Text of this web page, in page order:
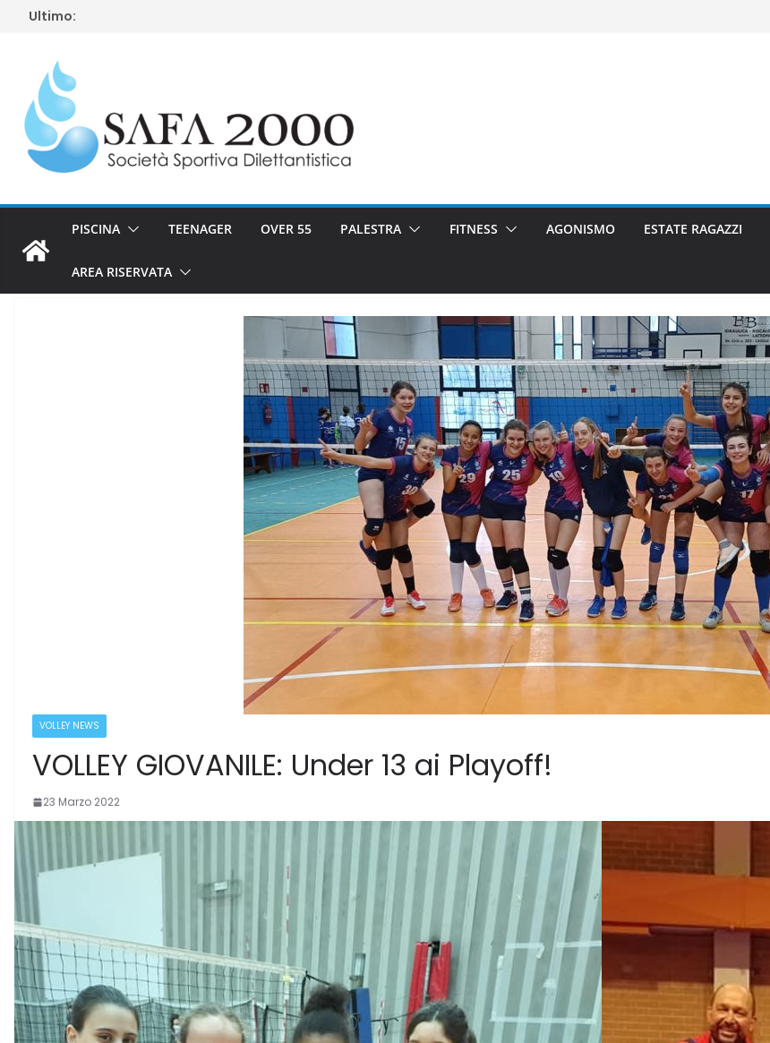
SaltaUltimo:
PISCINA TEENAGER OVER 55 PALESTRA FITNESS AGONISMO ESTATE RAGAZZI
AREA RISERVATA
VOLLEY NEWS
VOLLEY GIOVANILE: Under 13 ai Playoff!
23 Marzo 2022